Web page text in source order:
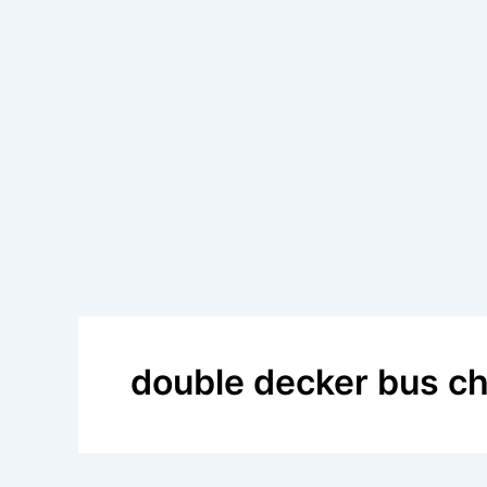
double decker bus